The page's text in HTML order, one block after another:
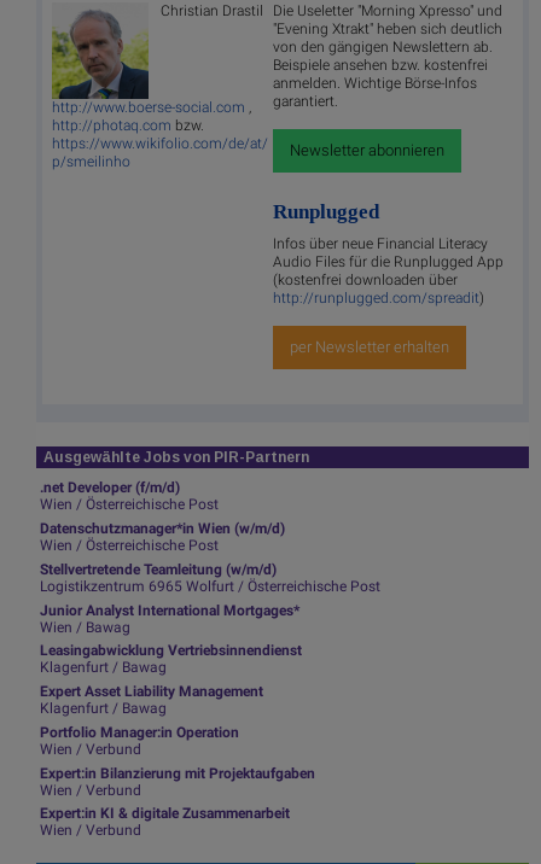
Christian Drastil
http://www.boerse-social.com
http://photaq.com bzw.
https://www.wikifolio.com/de/at/
p/smeilinho
Die Useletter "Morning Xpresso" und
"Evening Xtrakt" heben sich deutlich
von den gängigen Newslettern ab.
Beispiele ansehen bzw. kostenfrei
anmelden. Wichtige Börse-Infos
garantiert.
Newsletter abonnieren
Runplugged
Infos über neue Financial Literacy
Audio Files für die Runplugged App
(kostenfrei downloaden über
http://runplugged.com/spreadit)
per Newsletter erhalten
Ausgewählte Jobs von PIR-Partnern
.net Developer (f/m/d)
Wien / Österreichische Post
Datenschutzmanager*in Wien (w/m/d)
Wien / Österreichische Post
Stellvertretende Teamleitung (w/m/d)
Logistikzentrum 6965 Wolfurt / Österreichische Post
Junior Analyst International Mortgages*
Wien / Bawag
Leasingabwicklung Vertriebsinnendienst
Klagenfurt / Bawag
Expert Asset Liability Management
Klagenfurt / Bawag
Portfolio Manager:in Operation
Wien / Verbund
Expert:in Bilanzierung mit Projektaufgaben
Wien / Verbund
Expert:in KI & digitale Zusammenarbeit
Wien / Verbund